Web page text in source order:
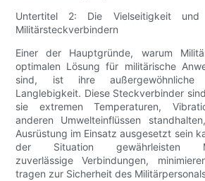
Untertitel 2: Die Vielseitigkeit und
Militärsteckverbindern
Einer der Hauptgründe, warum
optimalen Lösung für militärische
sind, ist ihre außergewöhnliche
Langlebigkeit. Diese Steckverbinder
sie extremen Temperaturen,
anderen Umwelteinflüssen
Ausrüstung im Einsatz ausgesetzt sein
der Situation gewährleisten
zuverlässige Verbindungen,
tragen zur Sicherheit des